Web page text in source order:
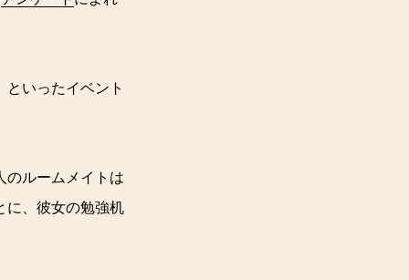
いったイベント
のルームメイトは
に、彼女の勉強机